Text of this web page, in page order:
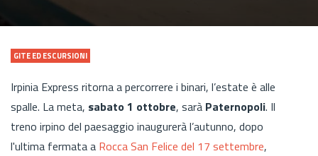
GITE ED ESCURSIONI
Irpinia Express ritorna a percorrere i binari, l’estate è alle
spalle. La meta, sabato 1 ottobre, sarà Paternopoli. Il
treno irpino del paesaggio inaugurerà l’autunno, dopo
l'ultima fermata a Rocca San Felice del 17 settembre,